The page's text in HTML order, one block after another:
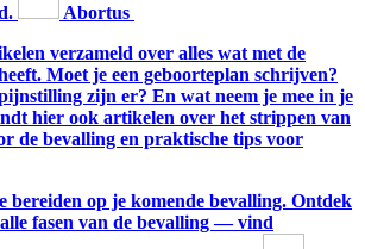
Abortus
verzameld over alles wat met de
Moet je een geboorteplan schrijven?
zijn er? En wat neem je mee in je
hier ook artikelen over het strippen van
de bevalling en praktische tips voor
bereiden op je komende bevalling. Ontdek
fasen van de bevalling — vind